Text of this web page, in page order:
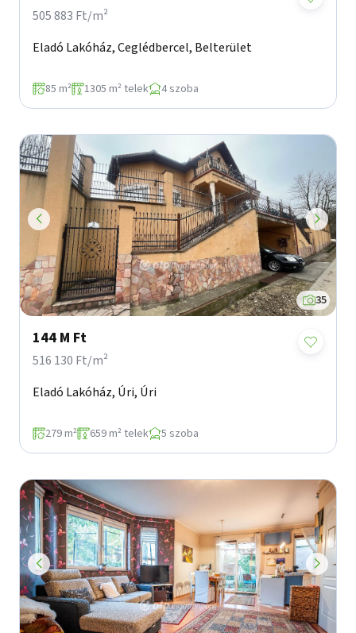
505 883 Ft/m²
Eladó Lakóház, Ceglédbercel, Belterület
85 m² 1305 m² telek 4 szoba
35
144 M Ft
516 130 Ft/m²
Eladó Lakóház, Úri, Úri
279 m² 659 m² telek 5 szoba